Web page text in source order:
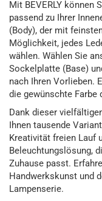
Mit BEVERLY können
passend zu Ihrer
(Body), der mit
Möglichkeit, jedes
wählen. Wählen Sie
Sockelplatte (Base)
nach Ihren Vorlieben.
die gewünschte Farbe
Dank dieser
Ihnen tausende
Kreativität freien Lauf
Beleuchtungslösung,
Zuhause passt.
Handwerkskunst und
Lampenserie.